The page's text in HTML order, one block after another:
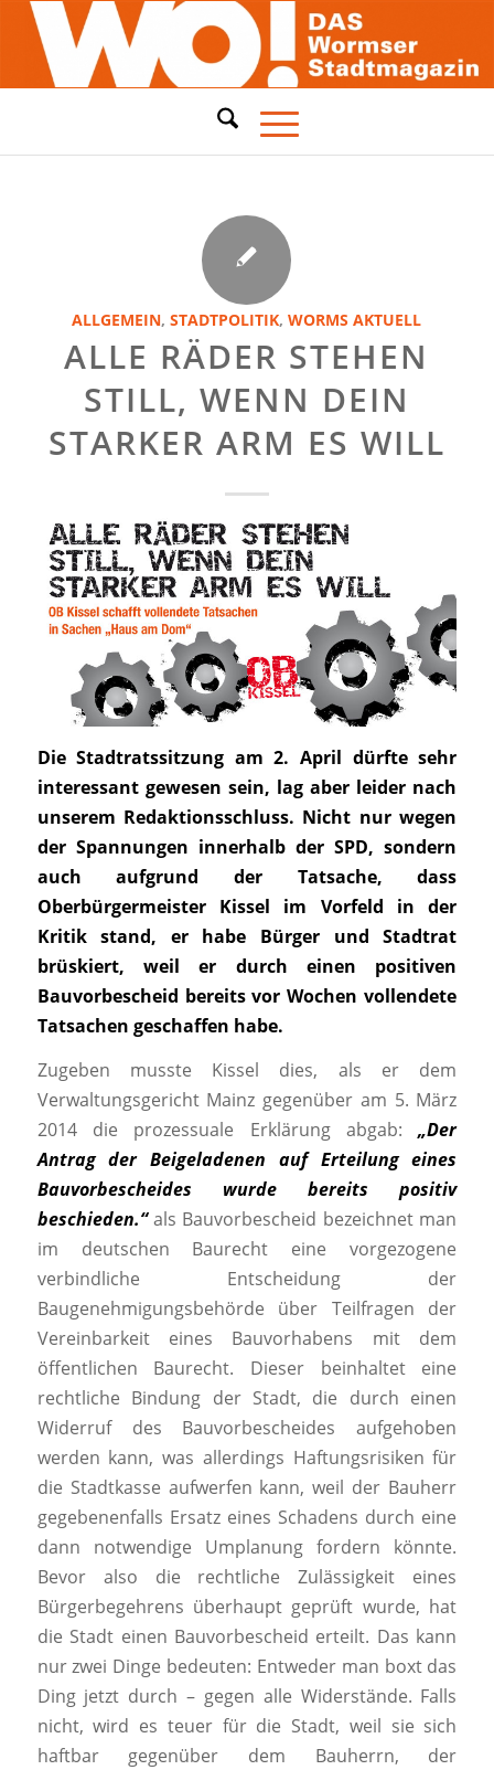
ALLGEMEIN,STADTPOLITIK,WORMS AKTUELL
ALLE RÄDER STEHEN
STILL, WENN DEIN
STARKER ARM ES WILL
Die Stadtratssitzung am 2. April dürfte sehr
interessant gewesen sein, lag aber leider nach
unserem Redaktionsschluss. Nicht nur wegen
der Spannungen innerhalb der SPD, sondern
auch aufgrund der Tatsache, dass
Oberbürgermeister Kissel im Vorfeld in der
Kritik stand, er habe Bürger und Stadtrat
brüskiert, weil er durch einen positiven
Bauvorbescheid bereits vor Wochen vollendete
Tatsachen geschaffen habe.
Zugeben musste Kissel dies, als er dem
Verwaltungsgericht Mainz gegenüber am 5. März
2014 die prozessuale Erklärung abgab:„Der
Antrag der Beigeladenen auf Erteilung eines
Bauvorbescheides wurde bereits positiv
beschieden.“ als Bauvorbescheid bezeichnet man
im deutschen Baurecht eine vorgezogene
verbindliche Entscheidung der
Baugenehmigungsbehörde über Teilfragen der
Vereinbarkeit eines Bauvorhabens mit dem
öffentlichen Baurecht. Dieser beinhaltet eine
rechtliche Bindung der Stadt, die durch einen
Widerruf des Bauvorbescheides aufgehoben
werden kann, was allerdings Haftungsrisiken für
die Stadtkasse aufwerfen kann, weil der Bauherr
gegebenenfalls Ersatz eines Schadens durch eine
dann notwendige Umplanung fordern könnte.
Bevor also die rechtliche Zulässigkeit eines
Bürgerbegehrens überhaupt geprüft wurde, hat
die Stadt einen Bauvorbescheid erteilt. Das kann
nur zwei Dinge bedeuten: Entweder man boxt das
Ding jetzt durch – gegen alle Widerstände. Falls
nicht, wird es teuer für die Stadt, weil sie sich
haftbar gegenüber dem Bauherrn, der